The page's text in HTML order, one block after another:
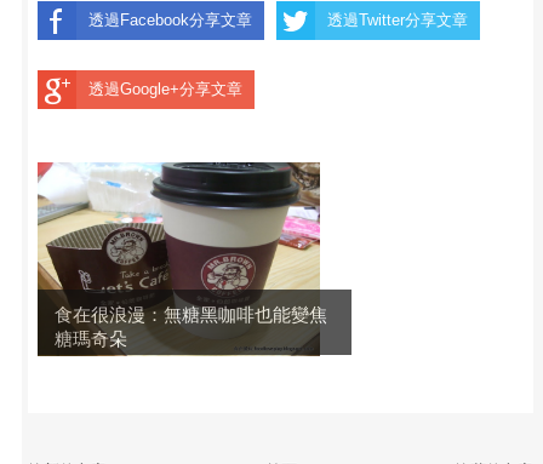
透過Facebook分享文章 透過Twitter分享文章
透過Google+分享文章
食在很浪漫：無糖黑咖啡也能變焦
糖瑪奇朵